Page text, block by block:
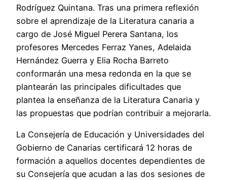
Rodríguez Quintana. Tras una primera reflexión
sobre el aprendizaje de la Literatura canaria a
cargo de José Miguel Perera Santana, los
profesores Mercedes Ferraz Yanes, Adelaida
Hernández Guerra y Elia Rocha Barreto
conformarán una mesa redonda en la que se
plantearán las principales dificultades que
plantea la enseñanza de la Literatura Canaria y
las propuestas que podrían contribuir a mejorarla.
La Consejería de Educación y Universidades del
Gobierno de Canarias certificará 12 horas de
formación a aquellos docentes dependientes de
su Consejería que acudan a las dos sesiones de